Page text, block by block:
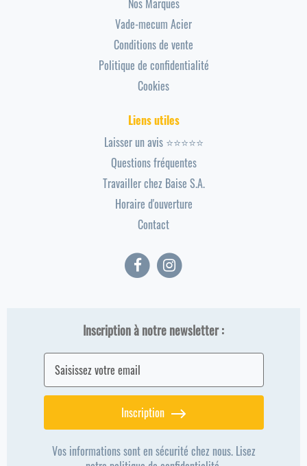
Nos Marques
Vade-mecum Acier
Conditions de vente
Politique de confidentialité
Cookies
Liens utiles
Laisser un avis ⭐⭐⭐⭐⭐
Questions fréquentes
Travailler chez Baise S.A.
Horaire d'ouverture
Contact
Inscription à notre newsletter :
Inscription
Vos informations sont en sécurité chez nous. Lisez